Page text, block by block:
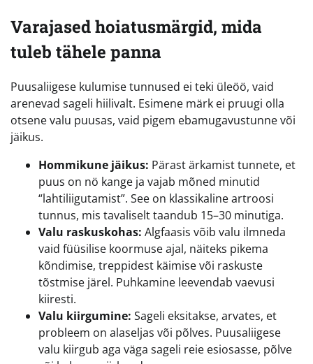
Varajased hoiatusmärgid, mida
tuleb tähele panna
Puusaliigese kulumise tunnused ei teki üleöö, vaid
arenevad sageli hiilivalt. Esimene märk ei pruugi olla
otsene valu puusas, vaid pigem ebamugavustunne või
jäikus.
Hommikune jäikus: Pärast ärkamist tunnete, et
puus on nö kange ja vajab mõned minutid
“lahtiliigutamist”. See on klassikaline artroosi
tunnus, mis tavaliselt taandub 15–30 minutiga.
Valu raskuskohas: Algfaasis võib valu ilmneda
vaid füüsilise koormuse ajal, näiteks pikema
kõndimise, treppidest käimise või raskuste
tõstmise järel. Puhkamine leevendab vaevusi
kiiresti.
Valu kiirgumine: Sageli eksitakse, arvates, et
probleem on alaseljas või põlves. Puusaliigese
valu kiirgub aga väga sageli reie esiosasse, põlve